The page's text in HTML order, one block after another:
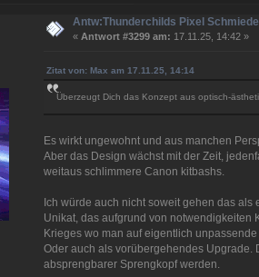
Antw:Thunderchilds Pixel Schmiede
«Antwort #3299 am: 17.11.25, 14:42 »
Zitat von: Max am 17.11.25, 14:14
Überzeugt Dich das Konzept aus optisch-
Es wirkt ungewohnt und aus manchen
Aber das Design wächst mit der Zeit,
weitaus schlimmere Canon kitbashs.
Ich würde auch nicht soweit gehen das
Unikat, das aufgrund von notwendigkeiten
Krieges wo man auf eigentlich
Oder auch als vorübergehendes
absprengbarer Sprengkopf werden.